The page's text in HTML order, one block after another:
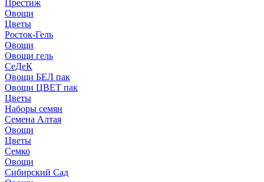
Престиж
Овощи
Цветы
Росток-Гель
Овощи
Овощи гель
СеДеК
Овощи БЕЛ пак
Овощи ЦВЕТ пак
Цветы
Наборы семян
Семена Алтая
Овощи
Цветы
Семко
Овощи
Сибирский Сад